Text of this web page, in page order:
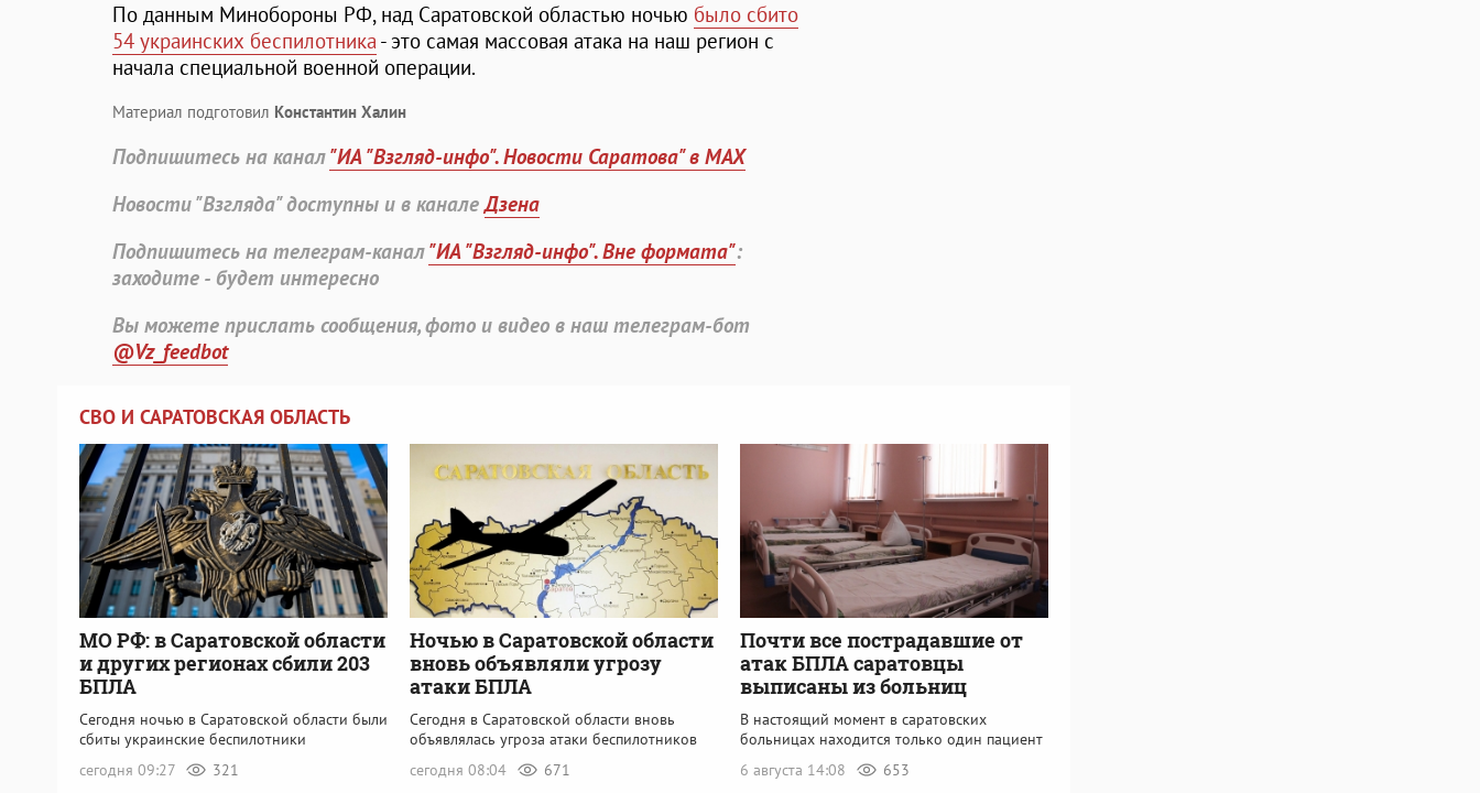
По данным Минобороны РФ, над Саратовской областью ночью было сбито
54 украинских беспилотника - это самая массовая атака на наш регион с
начала специальной военной операции.
Материал подготовил Константин Халин
Подпишитесь на канал"ИА "Взгляд-инфо". Новости Саратова" в MAX
Новости "Взгляда" доступны и в каналеДзена
Подпишитесь на телеграм-канал"ИА "Взгляд-инфо". Вне формата":
заходите - будет интересно
Вы можете прислать сообщения, фото и видео в наш телеграм-бот
@Vz_feedbot
СВО И САРАТОВСКАЯ ОБЛАСТЬ
МО РФ: в Саратовской области
и других регионах сбили 203
БПЛА
Сегодня ночью в Саратовской области были
сбиты украинские беспилотники
сегодня 09:27
321
Ночью в Саратовской области
вновь объявляли угрозу
атаки БПЛА
Сегодня в Саратовской области вновь
объявлялась угроза атаки беспилотников
сегодня 08:04
671
Почти все пострадавшие от
атак БПЛА саратовцы
выписаны из больниц
В настоящий момент в саратовских
больницах находится только один пациент
6 августа 14:08
653